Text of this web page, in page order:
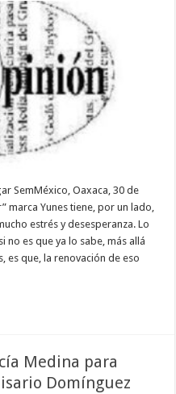
SemMéxico, Oaxaca, 30 de
marca Yunes tiene, por un lado,
estrés y desesperanza. Lo
no es que ya lo sabe, más allá
es que, la renovación de eso
Medina para
Domínguez